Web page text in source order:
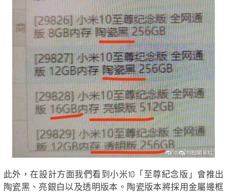
此外，在設計方面我們看到小米10「至尊紀念版」會推出
陶瓷黑、亮銀白以及透明版本。陶瓷版本將採用金屬邊框